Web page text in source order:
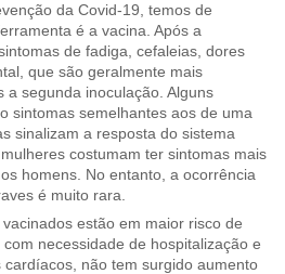
da Covid-19, temos de
é a vacina. Após a
de fadiga, cefaleias, dores
que são geralmente mais
a segunda inoculação. Alguns
sintomas semelhantes aos de uma
sinalizam a resposta do sistema
costumam ter sintomas mais
homens. No entanto, a ocorrência
é muito rara.
estão em maior risco de
necessidade de hospitalização e
não tem surgido aumento